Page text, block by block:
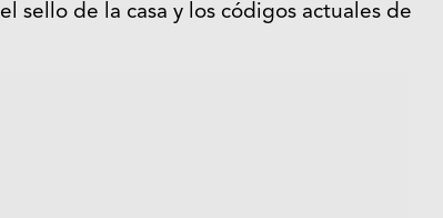
el sello de la casa y los códigos actuales de